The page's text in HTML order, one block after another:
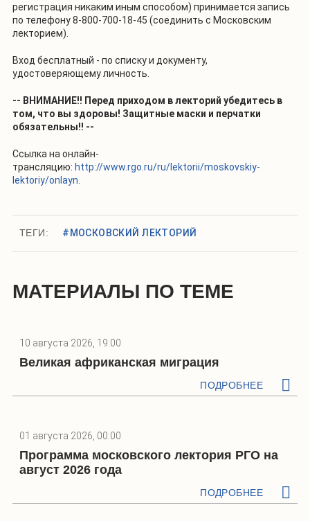
регистрация никаким иным способом) принимается запись
по телефону 8-800-700-18-45 (соединить с Московским
лекторием).
Вход бесплатный - по списку и документу,
удостоверяющему личность.
-- ВНИМАНИЕ!! Перед приходом в лекторий убедитесь в
том, что вы здоровы! Защитные маски и перчатки
обязательны!! --
Ссылка на онлайн-
трансляцию: http://www.rgo.ru/ru/lektorii/moskovskiy-
lektoriy/onlayn
ТЕГИ: #МОСКОВСКИЙ ЛЕКТОРИЙ
МАТЕРИАЛЫ ПО ТЕМЕ
10 августа 2026, 19:00
Великая африканская миграция
ПОДРОБНЕЕ
01 августа 2026, 00:00
Программа московского лектория РГО на
август 2026 года
ПОДРОБНЕЕ